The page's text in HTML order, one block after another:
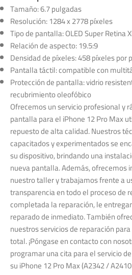
Tamaño: 6.7 pulgadas
Resolución: 1284 x 2778 píxeles
Tipo de pantalla: OLED Super Retina
Relación de aspecto: 19.5:9
Densidad de píxeles: 458 píxeles por
Pantalla táctil: compatible con
Protección de pantalla: vidrio
recubrimiento oleofóbico
Ofrecemos un servicio profesional y
pantalla para el iPhone 12 Pro Max
repuesto de alta calidad. Nuestros
capacitados y experimentados se
su dispositivo, brindando una
nueva pantalla. Además, ofrecemos
nuestro taller y trabajamos frente a
transparencia en todo el proceso de
completada la reparación, le
reparado de inmediato. También
nuestros servicios de reparación
total. ¡Póngase en contacto con
programar una cita para el servicio
su iPhone 12 Pro Max (A2342 /